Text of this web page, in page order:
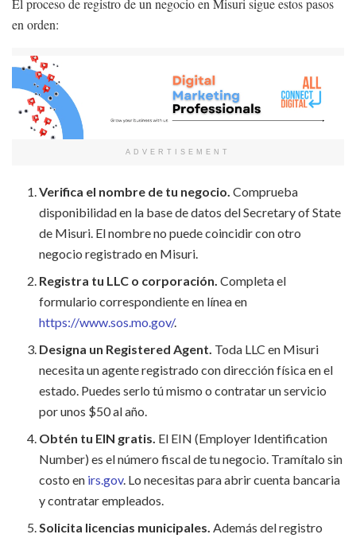
El proceso de registro de un negocio en Misuri sigue estos pasos
en orden:
ADVERTISEMENT
Verifica el nombre de tu negocio. Comprueba
disponibilidad en la base de datos del Secretary of State
de Misuri. El nombre no puede coincidir con otro
negocio registrado en Misuri.
Registra tu LLC o corporación. Completa el
formulario correspondiente en línea en
https://www.sos.mo.gov/.
Designa un Registered Agent. Toda LLC en Misuri
necesita un agente registrado con dirección física en el
estado. Puedes serlo tú mismo o contratar un servicio
por unos $50 al año.
Obtén tu EIN gratis. El EIN (Employer Identification
Number) es el número fiscal de tu negocio. Tramítalo sin
costo en irs.gov. Lo necesitas para abrir cuenta bancaria
y contratar empleados.
Solicita licencias municipales. Además del registro